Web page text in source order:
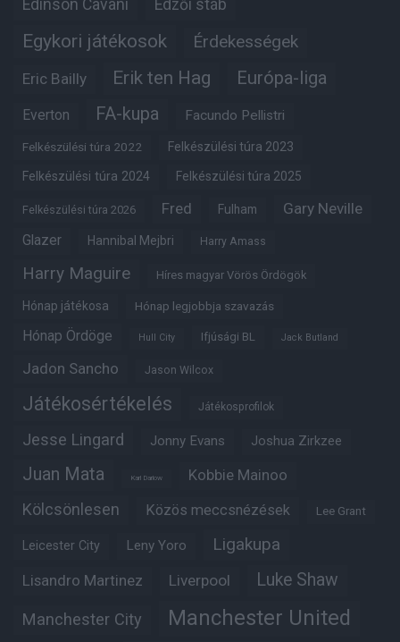
Edinson Cavani Edzői stáb
Egykori játékosok Érdekességek
Eric Bailly Erik ten Hag Európa-liga
Everton FA-kupa Facundo Pellistri
Felkészülési túra 2022 Felkészülési túra 2023
Felkészülési túra 2024 Felkészülési túra 2025
Felkészülési túra 2026 Fred Fulham Gary Neville
Glazer Hannibal Mejbri Harry Amass
Harry Maguire Híres magyar Vörös Ördögök
Hónap játékosa Hónap legjobbja szavazás
Hónap Ördöge Hull City Ifjúsági BL Jack Butland
Jadon Sancho Jason Wilcox
Játékosértékelés Játékosprofilok
Jesse Lingard Jonny Evans Joshua Zirkzee
Juan Mata Karl Darlow Kobbie Mainoo
Kölcsönlesen Közös meccsnézések Lee Grant
Leicester City Leny Yoro Ligakupa
Lisandro Martinez Liverpool Luke Shaw
Manchester City Manchester United